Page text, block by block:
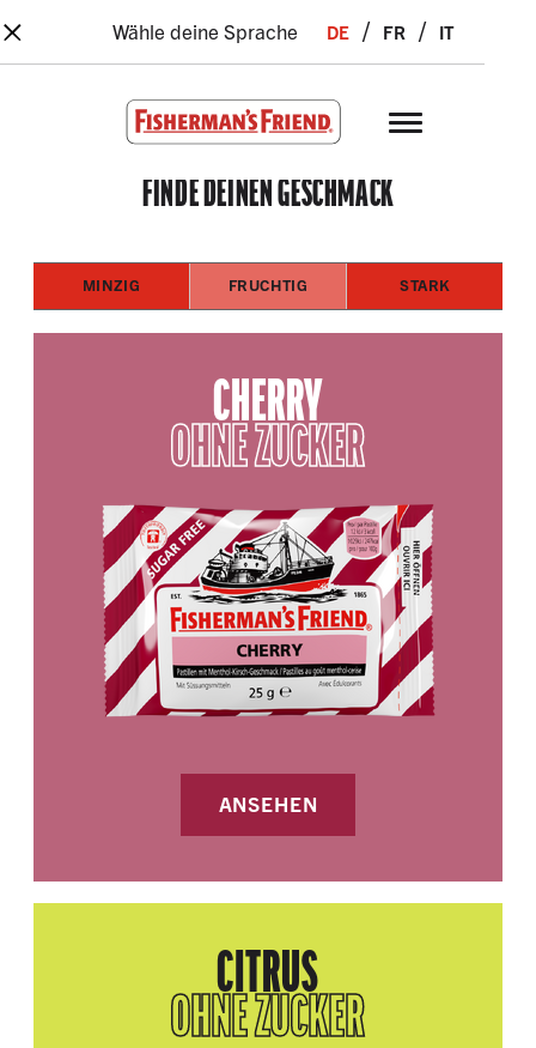
× Wähle deine Sprache de fr it
FINDE DEINEN GESCHMACK
MINZIG FRUCHTIG STARK
CHERRY
OHNE ZUCKER
ANSEHEN
CITRUS
OHNE ZUCKER